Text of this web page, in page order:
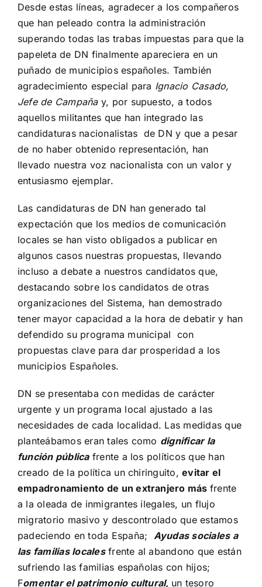
Desde estas líneas, agradecer a los compañeros
que han peleado contra la administración
superando todas las trabas impuestas para que la
papeleta de DN finalmente apareciera en un
puñado de municipios españoles. También
agradecimiento especial para Ignacio Casado,
Jefe de Campañay, por supuesto, a todos
aquellos militantes que han integrado las
candidaturas nacionalistas de DN y que a pesar
de no haber obtenido representación, han
llevado nuestra voz nacionalista con un valor y
entusiasmo ejemplar.
Las candidaturas de DN han generado tal
expectación que los medios de comunicación
locales se han visto obligados a publicar en
algunos casos nuestras propuestas, llevando
incluso a debate a nuestros candidatos que,
destacando sobre los candidatos de otras
organizaciones del Sistema, han demostrado
tener mayor capacidad a la hora de debatir y han
defendido su programa municipal con
propuestas clave para dar prosperidad a los
municipios Españoles.
DN se presentaba con medidas de carácter
urgente y un programa local ajustado a las
necesidades de cada localidad. Las medidas que
planteábamos eran tales como dignificar la
función públicafrente a los políticos que han
creado de la política un chiringuito,evitar el
empadronamiento de un extranjero más frente
a la oleada de inmigrantes ilegales, un flujo
migratorio masivo y descontrolado que estamos
padeciendo en toda España; Ayudas sociales a
las familias localesfrente al abandono que están
sufriendo las familias españolas con hijos;
Fomentar el patrimonio cultural, un tesoro